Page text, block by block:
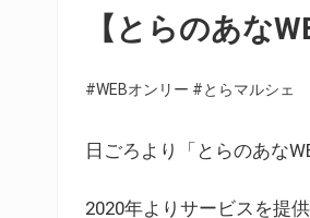
【とらのあな
#WEBオンリー #とらマルシェ
日ごろより「とらのあな
2020年よりサービスを提